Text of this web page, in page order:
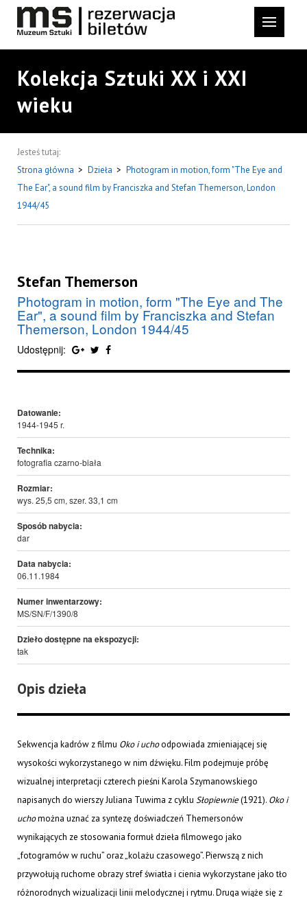
Kolekcja Sztuki XX i XXI
wieku
Jesteś tutaj:
Strona główna > Dzieła > Photogram in motion, form "The Eye and
The Ear", a sound film by Franciszka and Stefan Themerson, London
1944/45
Stefan Themerson
Photogram in motion, form "The Eye and The
Ear", a sound film by Franciszka and Stefan
Themerson, London 1944/45
Udostępnij:
Datowanie:
1944-1945 r.
Technika:
fotografia czarno-biała
Rozmiar:
wys. 25,5 cm, szer. 33,1 cm
Sposób nabycia:
dar
Data nabycia:
06.11.1984
Numer inwentarzowy:
MS/SN/F/1390/8
Dzieło dostępne na ekspozycji:
tak
Opis dzieła
Sekwencja kadrów z filmu Oko i uchoodpowiada zmieniającej się
wysokości wykorzystanego w nim dźwięku. Film podejmuje próbę
wizualnej interpretacji czterech pieśni Karola Szymanowskiego
napisanych do wierszy Juliana Tuwima z cyklu Słopiewnie(1921). Oko i
uchomożna uznać za syntezę doświadczeń Themersonów
wynikających ze stosowania formuł dzieła filmowego jako
„fotogramów w ruchu” oraz „kolażu czasowego”. Pierwszą z nich
przywołują ruchome obrazy stref światła i cienia wykorzystane jako tło
różnorodnych wizualizacji linii melodycznej i rytmu. Druga wiąże się z